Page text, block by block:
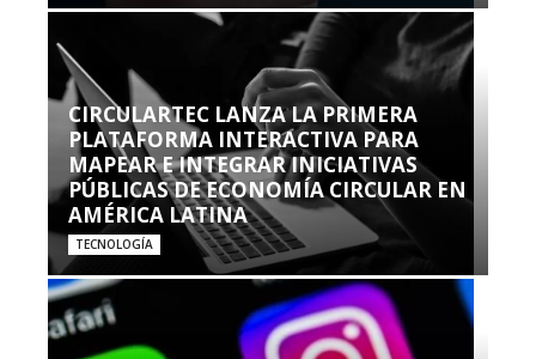
CIRCULARTEC LANZA LA PRIMERA
PLATAFORMA INTERACTIVA PARA
MAPEAR E INTEGRAR INICIATIVAS
PÚBLICAS DE ECONOMÍA CIRCULAR EN
AMÉRICA LATINA
TECNOLOGÍA